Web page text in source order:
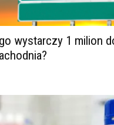
wystarczy 1 milion